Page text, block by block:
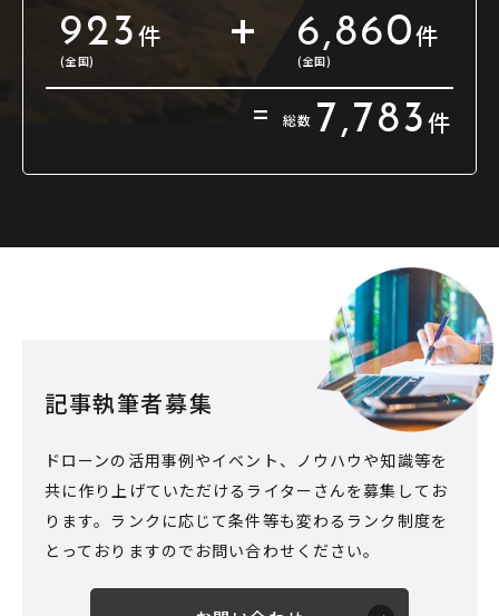
923件
(全国) + 6,860件
(全国)
= 総数 7,783件
記事執筆者募集
ドローンの活用事例やイベント、ノウハウや知識等を
共に作り上げていただけるライターさんを募集してお
ります。ランクに応じて条件等も変わるランク制度を
とっておりますのでお問い合わせください。